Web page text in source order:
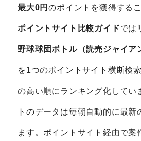
最大0円のポイントを獲得する
ポイントサイト比較ガイドでは
野球球団ボトル（読売ジャイア
を1つのポイントサイト横断検
の高い順にランキング化してい
トのデータは毎朝自動的に最新
ます。ポイントサイト経由で案